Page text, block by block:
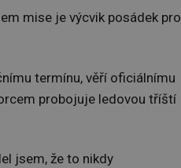
mise je výcvik posádek pro
termínu, věří oficiálnímu
probojuje ledovou tříští
jsem, že to nikdy